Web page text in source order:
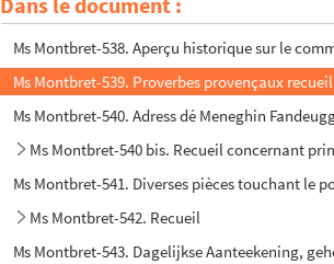
Ms Montbret-537. Idées sur les tableaux de la
Ms Montbret-538. Aperçu historique sur le
Ms Montbret-539. Proverbes provençaux
Ms Montbret-540. Adress dé Meneghin
Ms Montbret-540 bis. Recueil concernant
Ms Montbret-541. Diverses pièces touchant le
Ms Montbret-542. Recueil
Ms Montbret-543. Dagelijkse Aanteekening,